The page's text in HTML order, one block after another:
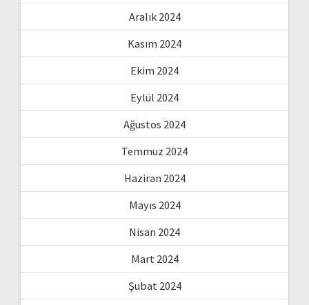
Aralık 2024
Kasım 2024
Ekim 2024
Eylül 2024
Ağustos 2024
Temmuz 2024
Haziran 2024
Mayıs 2024
Nisan 2024
Mart 2024
Şubat 2024